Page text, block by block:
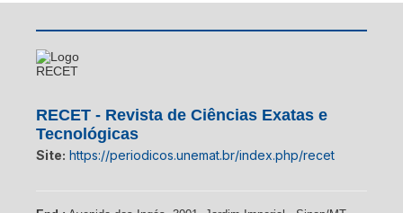
RECET - Revista de Ciências Exatas e
Tecnológicas
Site: https://periodicos.unemat.br/index.php/recet